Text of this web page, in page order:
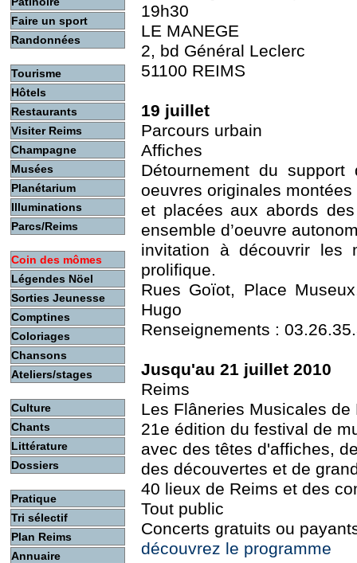
Faire un sport
Randonnées
Tourisme
Hôtels
Restaurants
Visiter Reims
Champagne
Musées
Planétarium
Illuminations
Parcs/Reims
Coin des mômes
Légendes Nöel
Sorties Jeunesse
Comptines
Coloriages
Chansons
Ateliers/stages
Culture
Chants
Littérature
Dossiers
Pratique
Tri sélectif
Plan Reims
Annuaire
19h30
LE MANEGE
2, bd Général Leclerc
51100 REIMS
19 juillet
Parcours urbain
Affiches
Détournement du
oeuvres originales
et placées aux abords
ensemble d’oeuvre
invitation à découvrir les
prolifique.
Rues Goïot, Place
Hugo
Renseignements :
Jusqu'au 21 juillet 2010
Reims
Les Flâneries Musicales de
21e édition du festival de
avec des têtes d'affiches,
des découvertes et de
40 lieux de Reims et des
Tout public
Concerts gratuits ou
découvrez le programme